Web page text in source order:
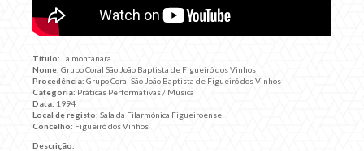
Título: La montanara
Nome: Grupo Coral São João Baptista de Figueiró dos Vinhos
Procedência: Grupo Coral São João Baptista de Figueiró dos Vinhos
Categoria: Práticas Performativas / Música
Data: 1994
Local de registo: Sala da Filarmónica Figueiroense
Concelho: Figueiró dos Vinhos
Descrição: